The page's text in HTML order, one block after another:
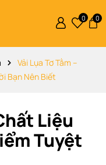
0 0
Vải Lụa Tơ Tằm –
Bạn Nên Biết
Liệu
Tuyệt